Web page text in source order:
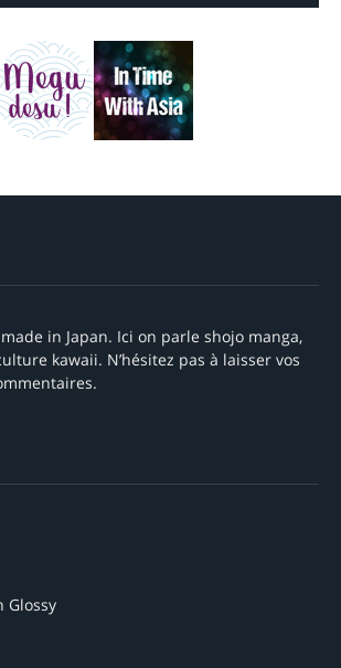
in Japan. Ici on parle shojo manga,
kawaii. N’hésitez pas à laisser vos
Glossy